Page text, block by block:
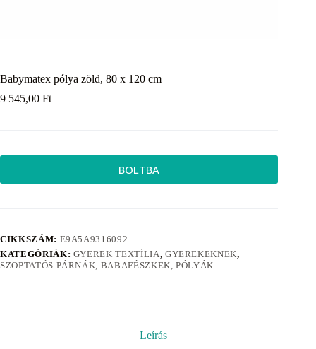
Babymatex pólya zöld, 80 x 120 cm
9 545,00 Ft
BOLTBA
CIKKSZÁM: E9A5A9316092
KATEGÓRIÁK: GYEREK TEXTÍLIA, GYEREKEKNEK,
SZOPTATÓS PÁRNÁK, BABAFÉSZKEK, PÓLYÁK
Leírás